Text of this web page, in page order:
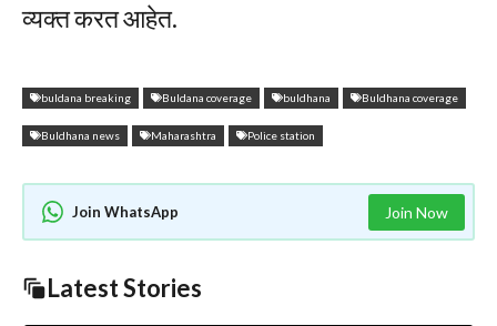
व्यक्त करत आहेत.
buldana breaking Buldana coverage buldhana Buldhana coverage
Buldhana news Maharashtra Police station
Join WhatsApp Join Now
Latest Stories